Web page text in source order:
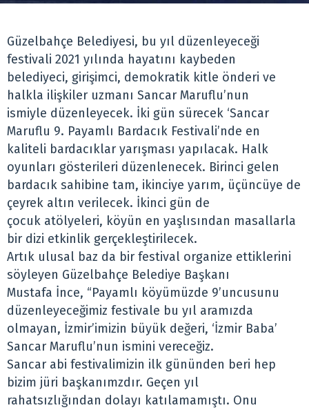
Güzelbahçe Belediyesi, bu yıl düzenleyeceği
festivali 2021 yılında hayatını kaybeden
belediyeci, girişimci, demokratik kitle önderi ve
halkla ilişkiler uzmanı Sancar Maruflu’nun
ismiyle düzenleyecek. İki gün sürecek ‘Sancar
Maruflu 9. Payamlı Bardacık Festivali’nde en
kaliteli bardacıklar yarışması yapılacak. Halk
oyunları gösterileri düzenlenecek. Birinci gelen
bardacık sahibine tam, ikinciye yarım, üçüncüye de
çeyrek altın verilecek. İkinci gün de
çocuk atölyeleri, köyün en yaşlısından masallarla
bir dizi etkinlik gerçekleştirilecek.
Artık ulusal baz da bir festival organize ettiklerini
söyleyen Güzelbahçe Belediye Başkanı
Mustafa İnce, “Payamlı köyümüzde 9’uncusunu
düzenleyeceğimiz festivale bu yıl aramızda
olmayan, İzmir’imizin büyük değeri, ‘İzmir Baba’
Sancar Maruflu’nun ismini vereceğiz.
Sancar abi festivalimizin ilk gününden beri hep
bizim jüri başkanımzdır. Geçen yıl
rahatsızlığından dolayı katılamamıştı. Onu